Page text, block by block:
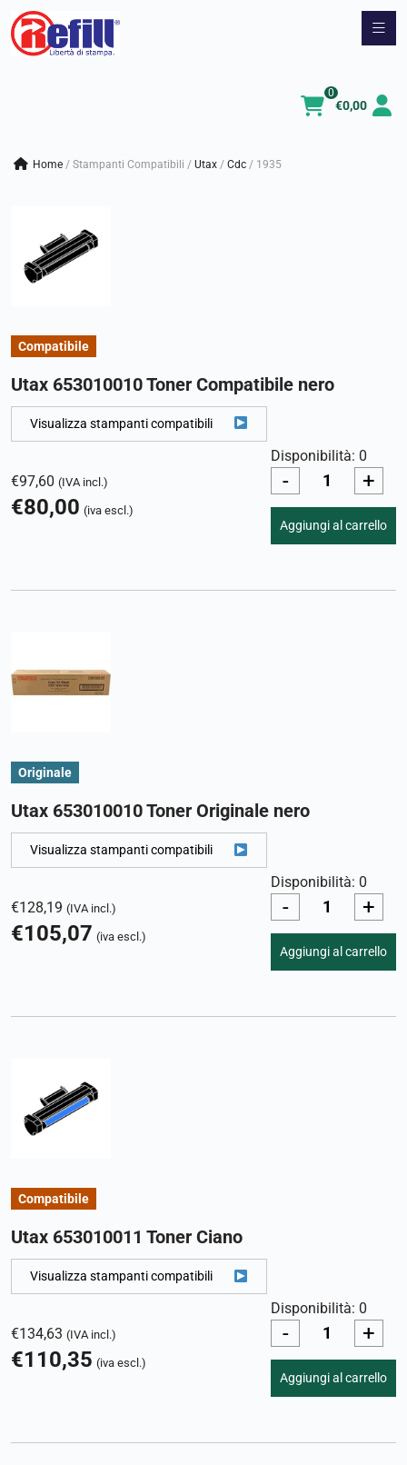
Vai
€0,00
0
Home / Stampanti Compatibili / utax / cdc / 1935
Compatibile
Utax 653010010 Toner Compatibile nero
Visualizza stampanti compatibili
€97,60 (IVA incl.)
€80,00 (iva escl.)
Disponibilità: 0
- +
Aggiungi al carrello
Originale
Utax 653010010 Toner Originale nero
Visualizza stampanti compatibili
€128,19 (IVA incl.)
€105,07 (iva escl.)
Disponibilità: 0
- +
Aggiungi al carrello
Compatibile
Utax 653010011 Toner Ciano
Visualizza stampanti compatibili
€134,63 (IVA incl.)
€110,35 (iva escl.)
Disponibilità: 0
- +
Aggiungi al carrello